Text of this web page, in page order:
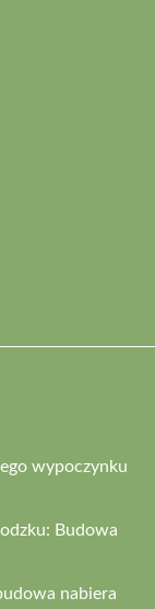
wypoczynku
Budowa
nabiera